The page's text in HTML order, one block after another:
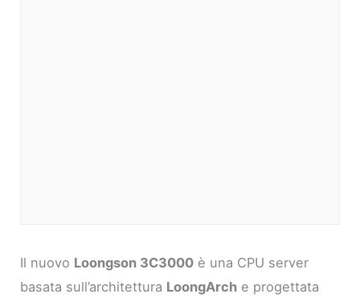
Il nuovo Loongson 3C3000 è una CPU server
basata sull’architettura LoongArch e progettata